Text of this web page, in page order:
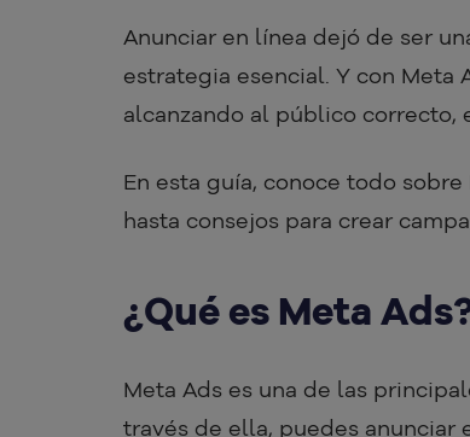
Anunciar en línea dejó de ser
estrategia esencial. Y con Meta
alcanzando al público correcto,
En esta guía, conoce todo
hasta consejos para crear
¿Qué es Meta
Meta Ads es una de las
través de ella, puedes anunciar